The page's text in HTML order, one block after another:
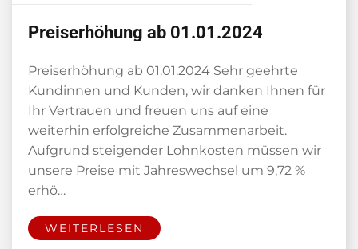
Preiserhöhung ab 01.01.2024
Preiserhöhung ab 01.01.2024 Sehr geehrte
Kundinnen und Kunden, wir danken Ihnen für
Ihr Vertrauen und freuen uns auf eine
weiterhin erfolgreiche Zusammenarbeit.
Aufgrund steigender Lohnkosten müssen wir
unsere Preise mit Jahreswechsel um 9,72 %
erhö…
WEITERLESEN